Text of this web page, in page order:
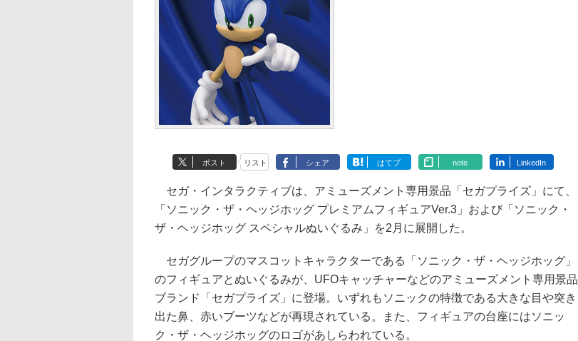
ポスト リスト シェア はてブ note LinkedIn
セガ・インタラクティブは、アミューズメント専用景品「セガプライズ」にて、
「ソニック・ザ・ヘッジホッグ プレミアムフィギュアVer.3」および「ソニック・
ザ・ヘッジホッグ スペシャルぬいぐるみ」を2月に展開した。
セガグループのマスコットキャラクターである「ソニック・ザ・ヘッジホッグ」
のフィギュアとぬいぐるみが、UFOキャッチャーなどのアミューズメント専用景品
ブランド「セガプライズ」に登場。いずれもソニックの特徴である大きな目や突き
出た鼻、赤いブーツなどが再現されている。また、フィギュアの台座にはソニッ
ク・ザ・ヘッジホッグのロゴがあしらわれている。